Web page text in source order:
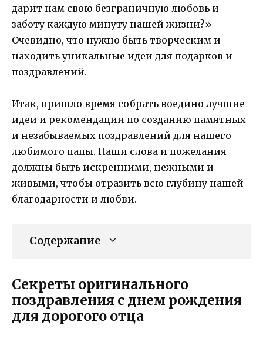
дарит нам свою безграничную любовь и
заботу каждую минуту нашей жизни?»
Очевидно, что нужно быть творческим и
находить уникальные идеи для подарков и
поздравлений.
Итак, пришло время собрать воедино лучшие
идеи и рекомендации по созданию памятных
и незабываемых поздравлений для нашего
любимого папы. Наши слова и пожелания
должны быть искренними, нежными и
живыми, чтобы отразить всю глубину нашей
благодарности и любви.
Содержание
Секреты оригинального
поздравления с днем рождения
для дорогого отца